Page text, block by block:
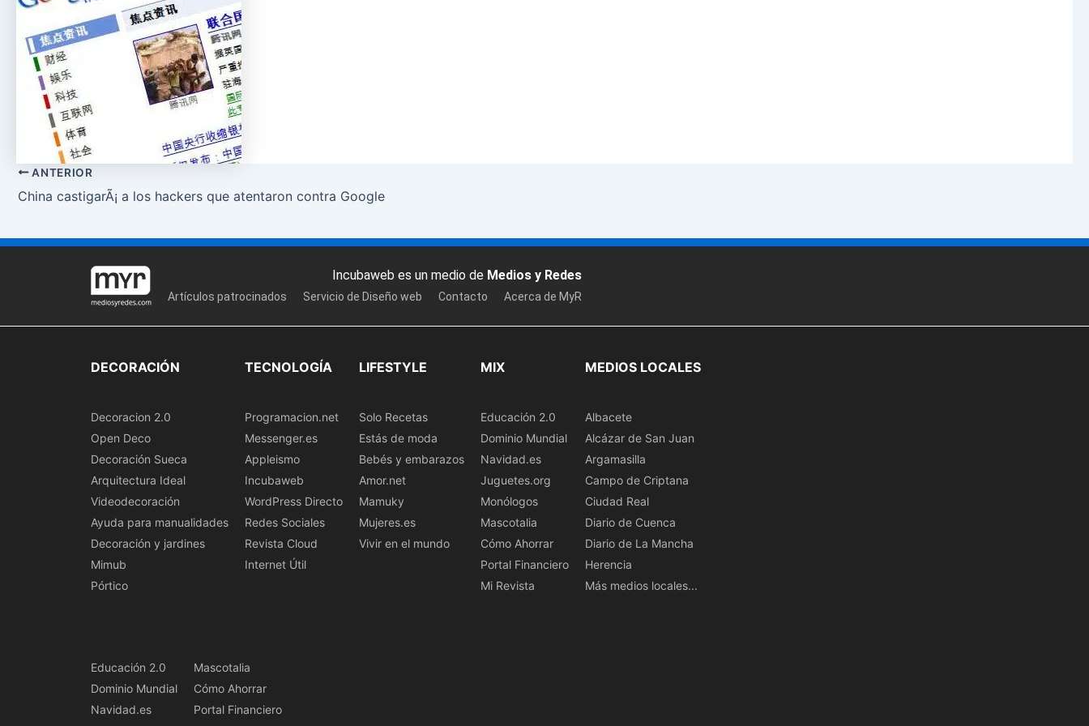
ANTERIOR
China castigarÃ¡ a los hackers que atentaron contra Google
Incubaweb es un medio de Medios y Redes
Artículos patrocinados Servicio de Diseño web Contacto Acerca de MyR
DECORACIÓN
Decoracion 2.0
Open Deco
Decoración Sueca
Arquitectura Ideal
Videodecoración
Ayuda para manualidades
Decoración y jardines
Mimub
Pórtico
TECNOLOGÍA
Programacion.net
Messenger.es
Appleismo
Incubaweb
WordPress Directo
Redes Sociales
Revista Cloud
Internet Útil
LIFESTYLE
Solo Recetas
Estás de moda
Bebés y embarazos
Amor.net
Mamuky
Mujeres.es
Vivir en el mundo
MIX
Educación 2.0
Dominio Mundial
Navidad.es
Juguetes.org
Monólogos
Mascotalia
Cómo Ahorrar
Portal Financiero
Mi Revista
MEDIOS LOCALES
Albacete
Alcázar de San Juan
Argamasilla
Campo de Criptana
Ciudad Real
Diario de Cuenca
Diario de La Mancha
Herencia
Más medios locales...
Educación 2.0
Dominio Mundial
Navidad.es
Mascotalia
Cómo Ahorrar
Portal Financiero